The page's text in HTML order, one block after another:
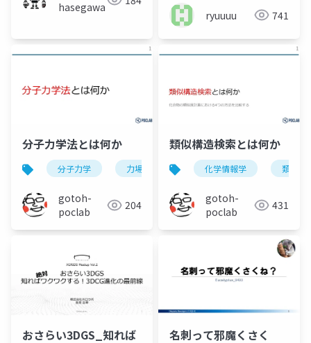
hasegawa
ryuuuu 741
分子力学法とは何か
分子力学 力場 計算化学 構造最適化
gotoh-
poclab
204
類似構造検索とは何か
化学情報学 類似構
gotoh-
poclab
431
おさらい3DGS_知れば 名刺って邪魔くさく